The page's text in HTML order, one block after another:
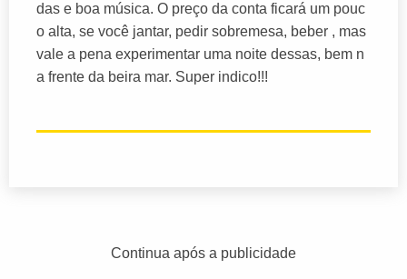
das e boa música. O preço da conta ficará um pouc
o alta, se você jantar, pedir sobremesa, beber , mas
vale a pena experimentar uma noite dessas, bem n
a frente da beira mar. Super indico!!!
Continua após a publicidade